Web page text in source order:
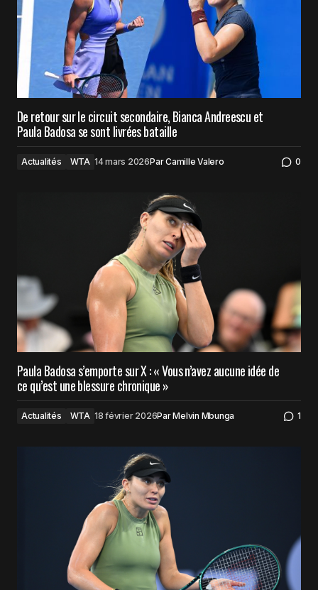
De retour sur le circuit secondaire, Bianca Andreescu et
Paula Badosa se sont livrées bataille
Actualités WTA 14 mars 2026ParCamille Valero 0
Paula Badosa s’emporte sur X : « Vous n’avez aucune idée de
ce qu’est une blessure chronique »
Actualités WTA 18 février 2026ParMelvin Mbunga 1